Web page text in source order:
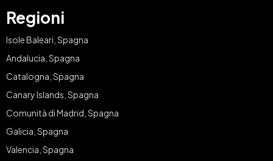
Regioni
Isole Baleari, Spagna
Andalucia, Spagna
Catalogna, Spagna
Canary Islands, Spagna
Comunità di Madrid, Spagna
Galicia, Spagna
Valencia, Spagna